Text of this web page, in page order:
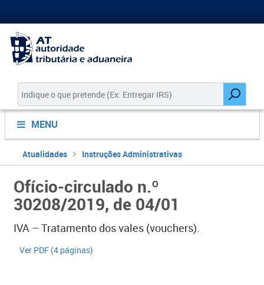
MENU
Atualidades Instruções Administrativas
Ofício-circulado n.º
30208/2019, de 04/01
IVA – Tratamento dos vales (vouchers).
​Ver PDF (4 páginas)